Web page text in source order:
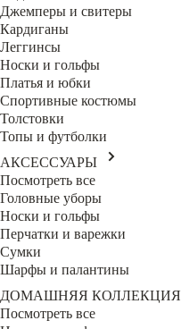
Джемперы и свитеры
Кардиганы
Леггинсы
Носки и гольфы
Платья и юбки
Спортивные костюмы
Толстовки
Топы и футболки
АКСЕССУАРЫ
Посмотреть все
Головные уборы
Носки и гольфы
Перчатки и варежки
Сумки
Шарфы и палантины
ДОМАШНЯЯ КОЛЛЕКЦИЯ
Посмотреть все